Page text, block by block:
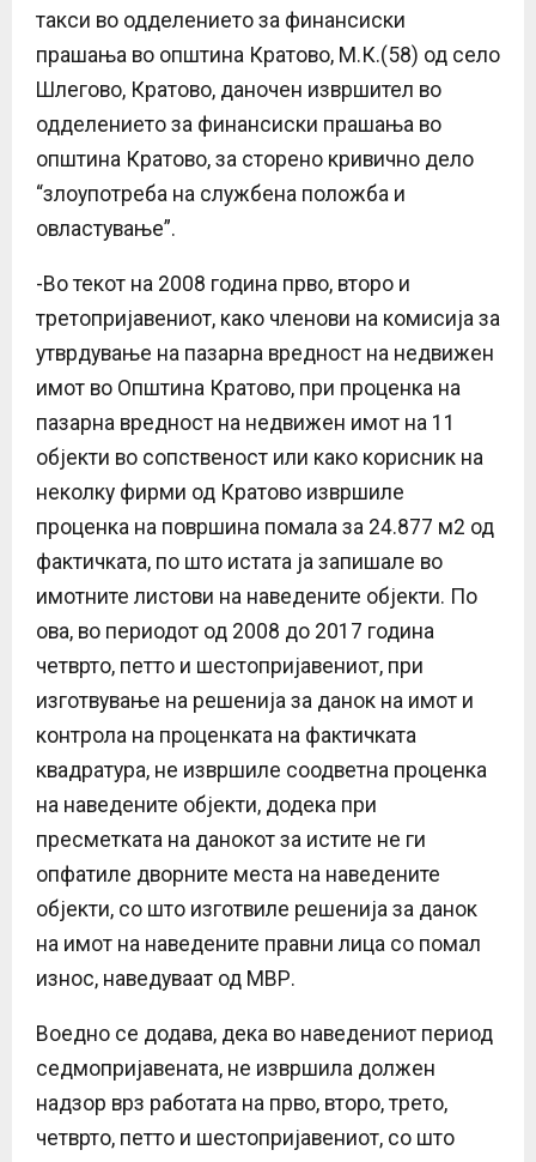
такси во одделението за финансиски
прашања во општина Кратово, М.К.(58) од село
Шлегово, Кратово, даночен извршител во
одделението за финансиски прашања во
општина Кратово, за сторено кривично дело
“злоупотреба на службена положба и
овластување”.
-Во текот на 2008 година прво, второ и
третопријавениот, како членови на комисија за
утврдување на пазарна вредност на недвижен
имот во Општина Кратово, при проценка на
пазарна вредност на недвижен имот на 11
објекти во сопственост или како корисник на
неколку фирми од Кратово извршиле
проценка на површина помала за 24.877 м2 од
фактичката, по што истата ја запишале во
имотните листови на наведените објекти. По
ова, во периодот од 2008 до 2017 година
четврто, петто и шестопријавениот, при
изготвување на решенија за данок на имот и
контрола на проценката на фактичката
квадратура, не извршиле соодветна проценка
на наведените објекти, додека при
пресметката на данокот за истите не ги
опфатиле дворните места на наведените
објекти, со што изготвиле решенија за данок
на имот на наведените правни лица со помал
износ, наведуваат од МВР.
Воедно се додава, дека во наведениот период
седмопријавената, не извршила должен
надзор врз работата на прво, второ, трето,
четврто, петто и шестопријавениот, со што